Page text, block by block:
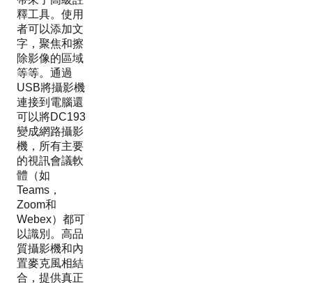
釋工具。使用
者可以添加文
字，聚焦和擦
除影像的區域
等等。通過
USB將攝影機
連接到電腦還
可以將DC193
變成網路攝影
機，所有主要
的視訊會議軟
體（如
Teams，
Zoom和
Webex）都可
以識別。高品
質攝影機和內
置麥克風相結
合，提供真正